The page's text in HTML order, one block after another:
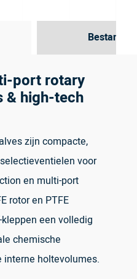
Bestanden
port rotary
& high-tech
zijn compacte,
voor
en multi-port
rotor en PTFE
een volledig
chemische
interne holtevolumes.